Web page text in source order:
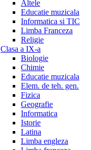
Altele
Educatie muzicala
Informatica si TIC
Limba Franceza
Religie
Clasa a IX-a
Biologie
Chimie
Educatie muzicala
Elem. de teh. gen.
Fizica
Geografie
Informatica
Istorie
Latina
Limba engleza